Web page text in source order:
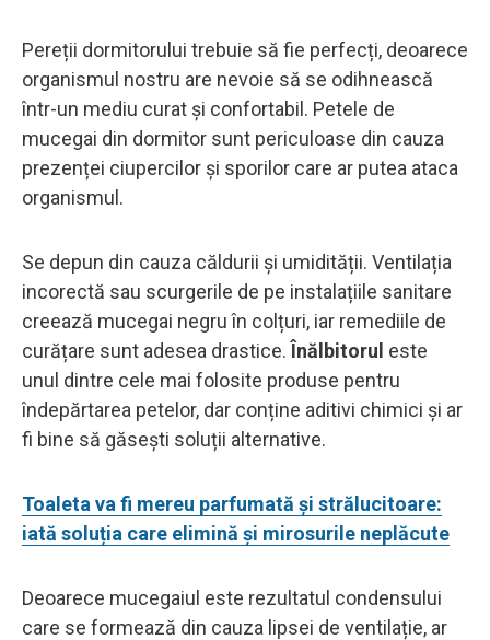
Pereții dormitorului trebuie să fie perfecți, deoarece
organismul nostru are nevoie să se odihnească
într-un mediu curat și confortabil. Petele de
mucegai din dormitor sunt periculoase din cauza
prezenței ciupercilor și sporilor care ar putea ataca
organismul.
Se depun din cauza căldurii și umidității. Ventilația
incorectă sau scurgerile de pe instalațiile sanitare
creează mucegai negru în colțuri, iar remediile de
curățare sunt adesea drastice.Înălbitorul este
unul dintre cele mai folosite produse pentru
îndepărtarea petelor, dar conține aditivi chimici și ar
fi bine să găsești soluții alternative.
Toaleta va fi mereu parfumată și strălucitoare:
iată soluția care elimină și mirosurile neplăcute
Deoarece mucegaiul este rezultatul condensului
care se formează din cauza lipsei de ventilație, ar